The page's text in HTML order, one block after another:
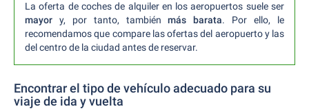
La oferta de coches de alquiler en los aeropuertos suele ser
mayor y, por tanto, tambiénmás barata. Por ello, le
recomendamos que compare las ofertas del aeropuerto y las
del centro de la ciudad antes de reservar.
Encontrar el tipo de vehículo adecuado para su
viaje de ida y vuelta